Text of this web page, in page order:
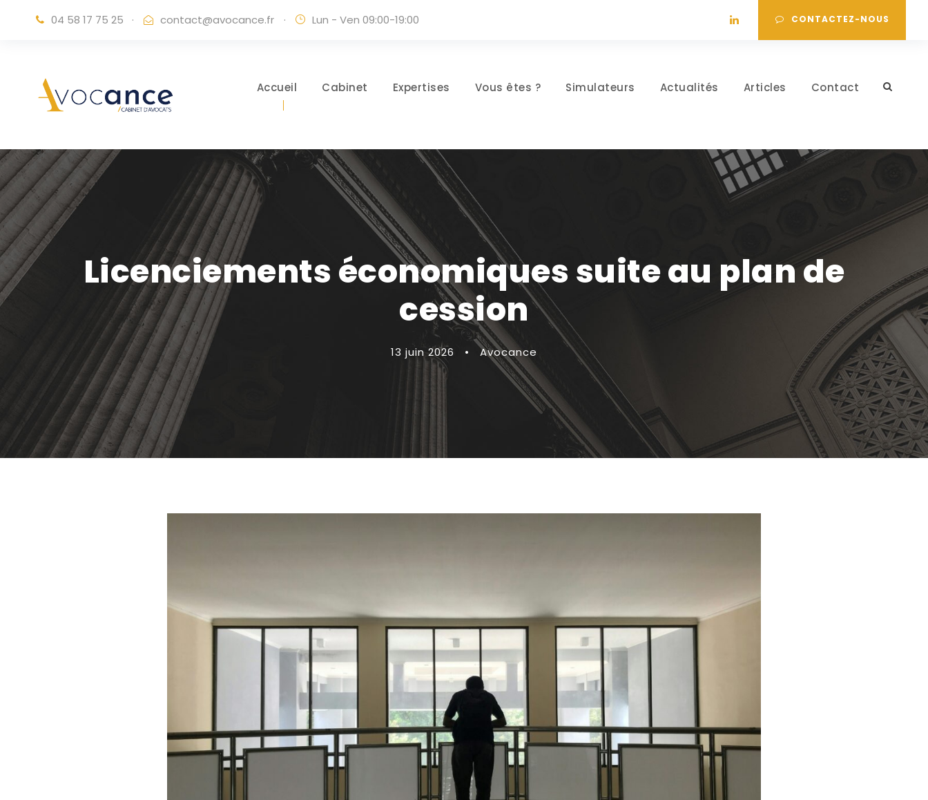
04 58 17 75 25 · contact@avocance.fr · Lun - Ven 09:00-19:00 CONTACTEZ-NOUS
Accueil Cabinet Expertises Vous êtes ? Simulateurs Actualités Articles Contact
Licenciements économiques suite au plan de
cession
13 juin 2026 • Avocance